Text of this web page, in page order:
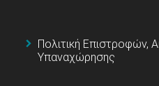
Πολιτική Επιστροφών,
Υπαναχώρησης